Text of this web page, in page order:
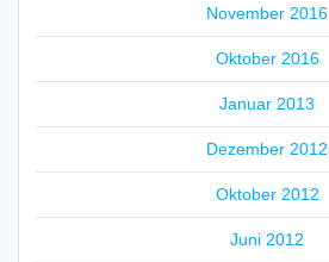
November 2016
Oktober 2016
Januar 2013
Dezember 2012
Oktober 2012
Juni 2012